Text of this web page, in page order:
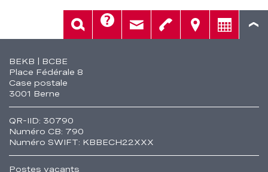
Fusszeile
BEKB | BCBE
Place Fédérale 8
Case postale
3001 Berne
QR-IID: 30790
Numéro CB: 790
Numéro SWIFT: KBBECH22XXX
Postes vacants